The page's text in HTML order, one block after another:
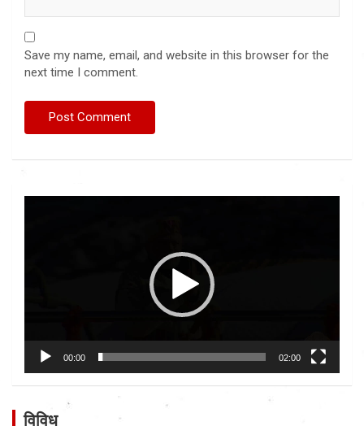
Save my name, email, and website in this browser for the
next time I comment.
00:00 02:00
विविध